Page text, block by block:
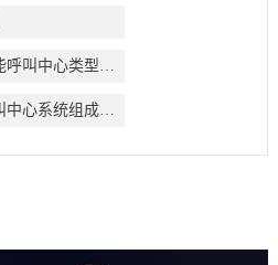
智能呼叫中心类型有哪些
呼叫中心系统组成结构有哪些